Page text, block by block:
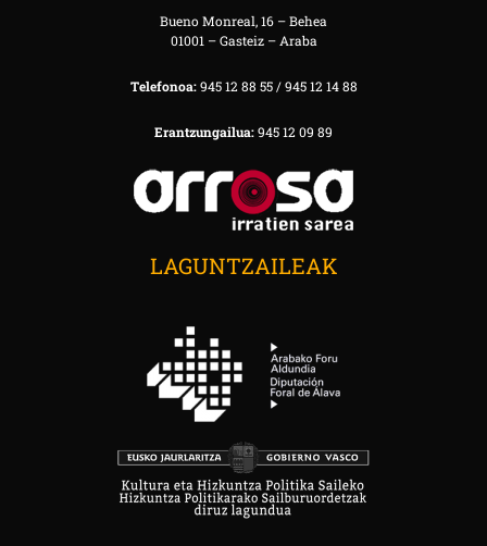
Bueno Monreal, 16 – Behea
01001 – Gasteiz – Araba
Telefonoa:945 12 88 55 / 945 12 14 88
Erantzungailua:945 12 09 89
LAGUNTZAILEAK